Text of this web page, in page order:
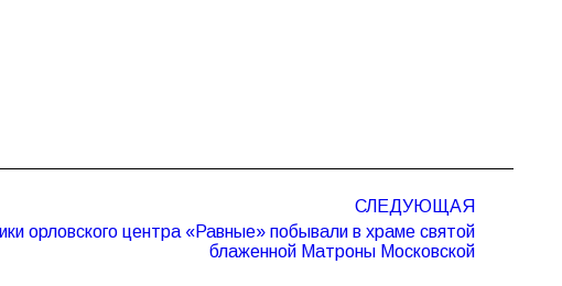
СЛЕДУЮЩАЯ
орловского центра «Равные» побывали в храме святой
блаженной Матроны Московской